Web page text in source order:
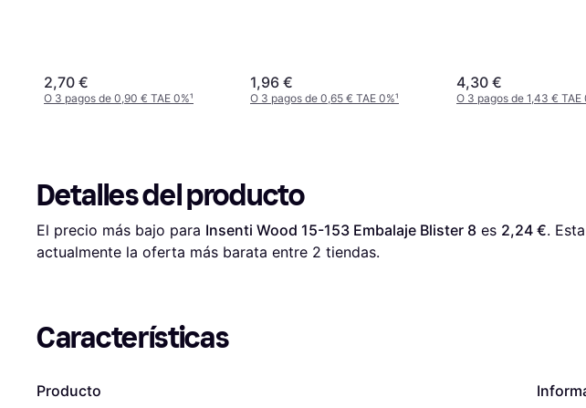
2,70 €
O 3 pagos de 0,90 € TAE 0%¹
1,96 €
O 3 pagos de 0,65 € TAE 0%¹
4,30 €
O 3 pagos de 1,43 € TAE
Detalles del producto
El precio más bajo para Insenti Wood 15-153 Embalaje Blister 8 es 2,24 €.
actualmente la oferta más barata entre 2 tiendas.
Características
Producto